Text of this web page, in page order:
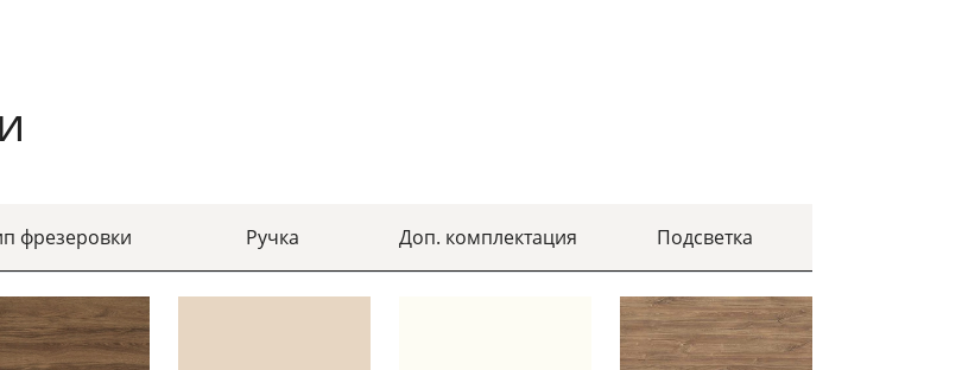
фрезеровки Ручка Доп. комплектация Подсветка